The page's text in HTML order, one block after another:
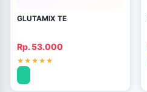
GLUTAMIX TE
Rp. 53.000